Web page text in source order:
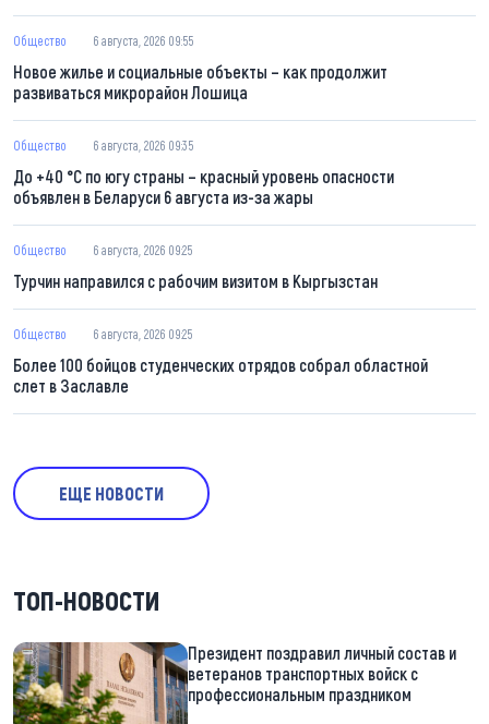
Общество 6 августа, 2026 09:55
Новое жилье и социальные объекты – как продолжит
развиваться микрорайон Лошица
Общество 6 августа, 2026 09:35
До +40 °С по югу страны – красный уровень опасности
объявлен в Беларуси 6 августа из-за жары
Общество 6 августа, 2026 09:25
Турчин направился с рабочим визитом в Кыргызстан
Общество 6 августа, 2026 09:25
Более 100 бойцов студенческих отрядов собрал областной
слет в Заславле
ЕЩЕ НОВОСТИ
ТОП-НОВОСТИ
Президент поздравил личный состав и
ветеранов транспортных войск с
профессиональным праздником